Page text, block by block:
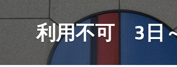
利用不可 3日